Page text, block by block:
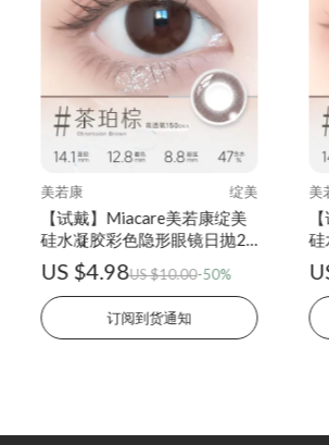
美若康 绽美
【试戴】Miacare美若康绽美
硅水凝胶彩色隐形眼镜日抛2
片装-迷恋茶珀棕
US $4.98US $10.00-50%
订阅到货通知
美
硅